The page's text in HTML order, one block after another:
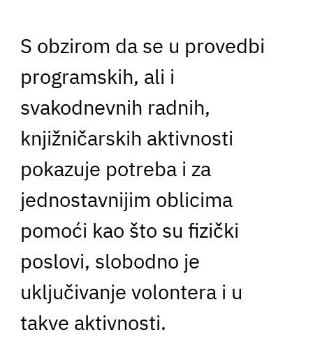
S obzirom da se u provedbi
programskih, ali i
svakodnevnih radnih,
knjižničarskih aktivnosti
pokazuje potreba i za
jednostavnijim oblicima
pomoći kao što su fizički
poslovi, slobodno je
uključivanje volontera i u
takve aktivnosti.